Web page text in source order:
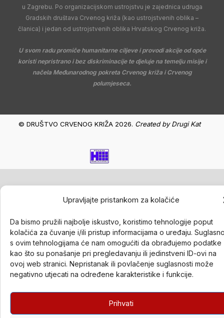
Upravljajte pristankom za kolačiće
Da bismo pružili najbolje iskustvo, koristimo tehnologije poput
kolačića za čuvanje i/ili pristup informacijama o uređaju.
s ovim tehnologijama će nam omogućiti da obrađujemo podatke
kao što su ponašanje pri pregledavanju ili jedinstveni ID-ovi na
ovoj web stranici. Nepristanak ili povlačenje suglasnosti može
negativno utjecati na određene karakteristike i funkcije.
Prihvati
u Zagrebu. Po organizacijskom ustrojstvu je zajednica udruga
Gradskih društava Crvenog križa (kao ustrojstvenih oblika –
članica) i jedan od ustrojstvenih oblika Hrvatskog Crvenog križa.
U svom radu promiče humanitarne ciljeve i provodi akcije od opće
koristi nepristrano i bez diskriminacije te djeluje na temelju misije i
načela Međunarodnog pokreta Crvenog križa i Crvenog
polumjeseca.
© DRUŠTVO CRVENOG KRIŽA 2026. Created byDrugi Kat